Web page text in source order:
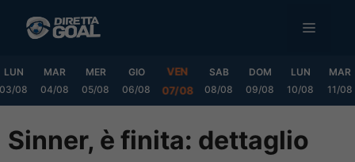
MENU
LUN
03/08
MAR
04/08
MER
05/08
GIO
06/08
VEN
07/08
SAB
08/08
DOM
09/08
LUN
10/08
MAR
11/08
Sinner, è finita: dettaglio